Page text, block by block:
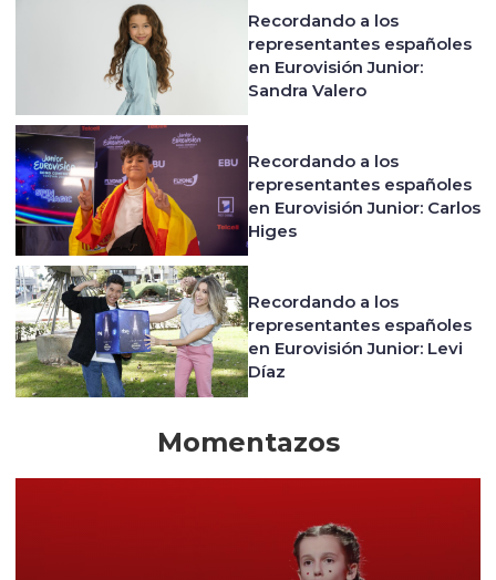
Recordando a los
representantes españoles
en Eurovisión Junior:
Sandra Valero
Recordando a los
representantes españoles
en Eurovisión Junior: Carlos
Higes
Recordando a los
representantes españoles
en Eurovisión Junior: Levi
Díaz
Momentazos